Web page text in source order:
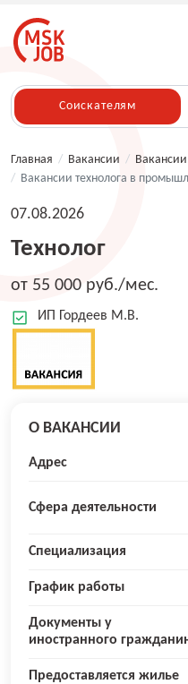
Соискателям
Главная / Вакансии /
/ Вакансии технолога в
Технолог
07.08.2026
от 55 000 руб./мес.
ИП Гордеев М.В.
О ВАКАНСИИ
Адрес
Сфера деятельности
Специализация
График работы
Документы у
иностранного
Предоставляется жилье